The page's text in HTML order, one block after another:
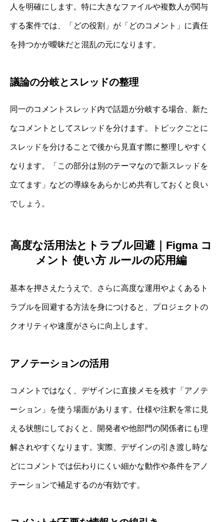
人を明確にします。特に大きなファイルや複数人が関与
する案件では、「どの役割」が「どのコメント」に責任
を持つかが曖昧だと混乱の元になります。
議論の分岐とスレッドの整理
同一のコメントスレッド内で話題が分岐する場合、新た
なコメントとしてスレッドを分けます。トピックごとに
スレッドを分けることで後から見直す際に整理しやすく
なります。「この部分は別のテーマなので新スレッドを
立てます」などの導線をあらかじめ共有しておくと良い
でしょう。
高度な活用法とトラブル回避｜Figma コ
メント 使い方 ルールの応用編
基本を押さえたうえで、さらに高度な運用やよくあるト
ラブルを回避する方法を身につけると、プロジェクトの
クオリティや速度がさらに向上します。
アノテーションの活用
コメントではなく、デザインに直接メモを残す「アノテ
ーション」を使う場面があります。仕様や注釈を常に見
える状態にしておくと、開発者や他部門の関係者にも理
解されやすくなります。実際、デザインの引き渡し時な
どにコメントでは伝わりにくい細かな動作や条件をアノ
テーションで補足するのが有効です。